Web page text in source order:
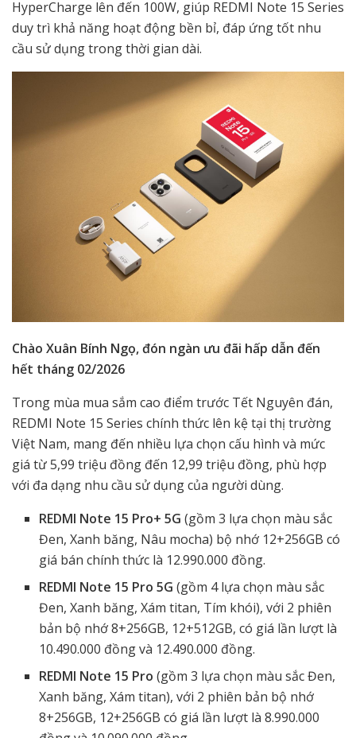
HyperCharge lên đến 100W, giúp REDMI Note 15 Series
duy trì khả năng hoạt động bền bỉ, đáp ứng tốt nhu
cầu sử dụng trong thời gian dài.
Chào Xuân Bính Ngọ, đón ngàn ưu đãi hấp dẫn đến
hết tháng 02/2026
Trong mùa mua sắm cao điểm trước Tết Nguyên đán,
REDMI Note 15 Series chính thức lên kệ tại thị trường
Việt Nam, mang đến nhiều lựa chọn cấu hình và mức
giá từ 5,99 triệu đồng đến 12,99 triệu đồng, phù hợp
với đa dạng nhu cầu sử dụng của người dùng.
REDMI Note 15 Pro+ 5G (gồm 3 lựa chọn màu sắc
Đen, Xanh băng, Nâu mocha) bộ nhớ 12+256GB có
giá bán chính thức là 12.990.000 đồng.
REDMI Note 15 Pro 5G (gồm 4 lựa chọn màu sắc
Đen, Xanh băng, Xám titan, Tím khói), với 2 phiên
bản bộ nhớ 8+256GB, 12+512GB, có giá lần lượt là
10.490.000 đồng và 12.490.000 đồng.
REDMI Note 15 Pro (gồm 3 lựa chọn màu sắc Đen,
Xanh băng, Xám titan), với 2 phiên bản bộ nhớ
8+256GB, 12+256GB có giá lần lượt là 8.990.000